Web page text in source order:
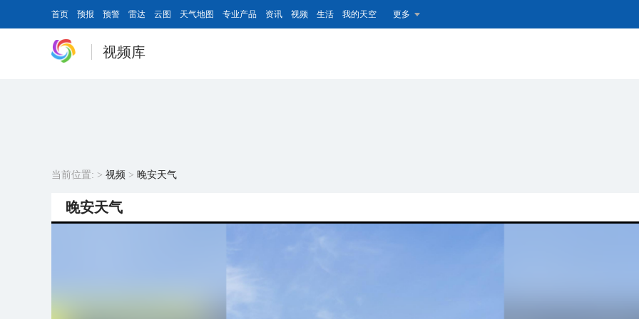
首页 预报 预警 雷达 云图 天气地图 专业产品 资讯 视频 生活 我的天空 更多
视频库
当前位置: > 视频 > 晚安天气
晚安天气